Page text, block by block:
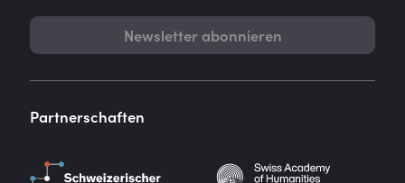
Newsletter abonnieren
Partnerschaften